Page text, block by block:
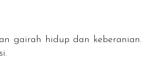
gairah hidup dan